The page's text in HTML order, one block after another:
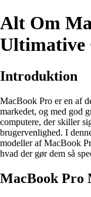
Alt Om
Ultimative
Introduktion
MacBook Pro er en af
markedet, og med god
computere, der skiller
brugervenlighed. I
modeller af MacBook
hvad der gør dem så
MacBook Pro